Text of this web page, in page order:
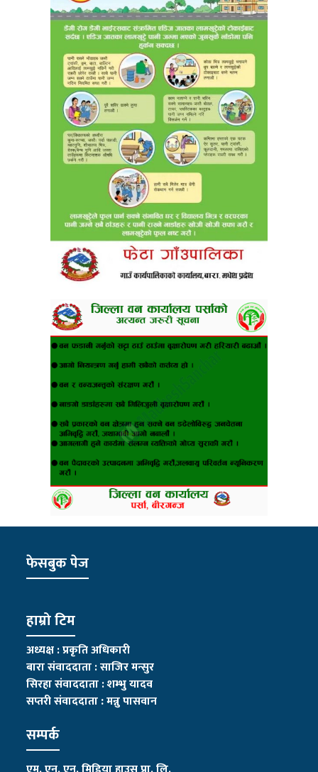
फेसबुक पेज
हाम्रो टिम
अध्यक्ष : प्रकृति अधिकारी
बारा संवाददाता : साजिर मन्सुर
सिरहा संवाददाता : शम्भु यादव
सप्तरी संवाददाता:मन्नु पासवान
सम्पर्क